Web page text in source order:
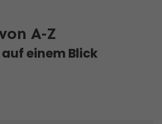
A-Z
einem Blick